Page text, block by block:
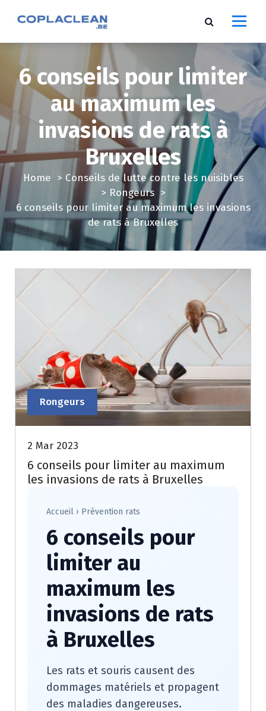
e
n
t
6 conseils pour limiter
au maximum les
invasions de rats à
Bruxelles
Home > Conseils de lutte contre les nuisibles
> Rongeurs>
6 conseils pour limiter au maximum les invasions
de rats à Bruxelles
Rongeurs
2 Mar 2023
6 conseils pour limiter au maximum
les invasions de rats à Bruxelles
Accueil › Prévention rats
6 conseils pour
limiter au
maximum les
invasions de rats
à Bruxelles
Les rats et souris causent des
dommages matériels et propagent
des maladies dangereuses.